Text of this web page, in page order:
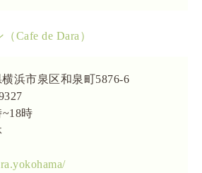
Cafe de Dara）
浜市泉区和泉町5876-6
時